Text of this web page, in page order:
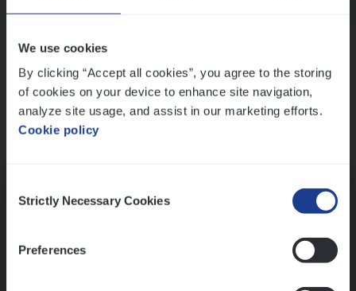
We use cookies
By clicking “Accept all cookies”, you agree to the storing
of cookies on your device to enhance site navigation,
analyze site usage, and assist in our marketing efforts.
Cookie policy
Selection
Strictly Necessary Cookies
Preferences